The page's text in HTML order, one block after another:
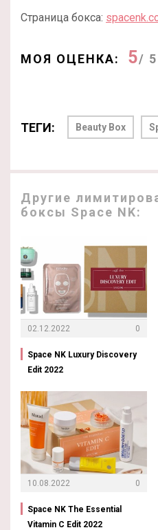
Страница бокса:
МОЯ ОЦЕНКА: 5/ 5
ТЕГИ: Beauty Box
Другие
боксы Space NK:
02.12.2022 0
Space NK Luxury Discovery
Edit 2022
10.08.2022 0
Space NK The Essential
Vitamin C Edit 2022